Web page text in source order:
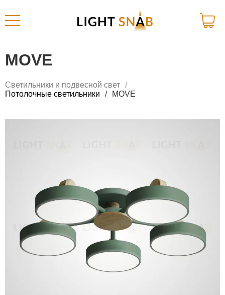
MOVE
Светильники и подвесной свет
Потолочные светильники
MOVE